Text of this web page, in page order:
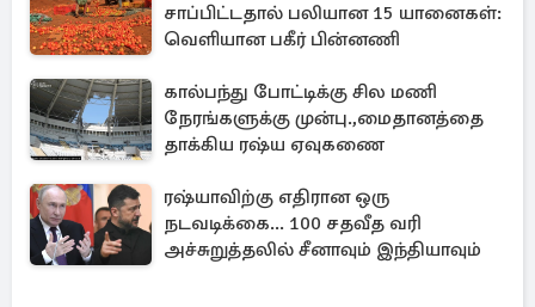
சாப்பிட்டதால் பலியான 15 யானைகள்:
வெளியான பகீர் பின்னணி
கால்பந்து போட்டிக்கு சில மணி
நேரங்களுக்கு முன்பு.,மைதானத்தை
தாக்கிய ரஷ்ய ஏவுகணை
ரஷ்யாவிற்கு எதிரான ஒரு
நடவடிக்கை... 100 சதவீத வரி
அச்சுறுத்தலில் சீனாவும் இந்தியாவும்